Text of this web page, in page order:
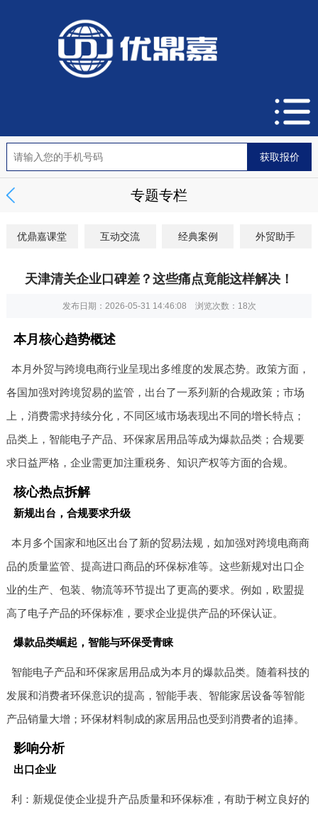
专题专栏
优鼎嘉课堂 互动交流 经典案例 外贸助手
天津清关企业口碑差？这些痛点竟能这样解决！
发布日期：2026-05-31 14:46:08 浏览次数： 18次
本月核心趋势概述
本月外贸与跨境电商行业呈现出多维度的发展态势。政策方面，
各国加强对跨境贸易的监管，出台了一系列新的合规政策；市场
上，消费需求持续分化，不同区域市场表现出不同的增长特点；
品类上，智能电子产品、环保家居用品等成为爆款品类；合规要
求日益严格，企业需更加注重税务、知识产权等方面的合规。
核心热点拆解
新规出台，合规要求升级
本月多个国家和地区出台了新的贸易法规，如加强对跨境电商商
品的质量监管、提高进口商品的环保标准等。这些新规对出口企
业的生产、包装、物流等环节提出了更高的要求。例如，欧盟提
高了电子产品的环保标准，要求企业提供产品的环保认证。
爆款品类崛起，智能与环保受青睐
智能电子产品和环保家居用品成为本月的爆款品类。随着科技的
发展和消费者环保意识的提高，智能手表、智能家居设备等智能
产品销量大增；环保材料制成的家居用品也受到消费者的追捧。
影响分析
出口企业
利：新规促使企业提升产品质量和环保标准，有助于树立良好的